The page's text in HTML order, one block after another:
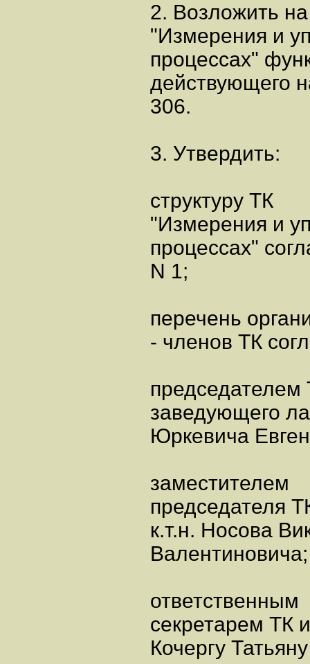
2. Возложить
"Измерения и
процессах"
действующего
306.
3. Утвердить:
структуру ТК
"Измерения и
процессах"
N 1;
перечень
- членов ТК
председателем
заведующего
Юркевича
заместителем
председателя
к.т.н. Носова
Валентиновича;
ответственным
секретарем ТК
Кочергу